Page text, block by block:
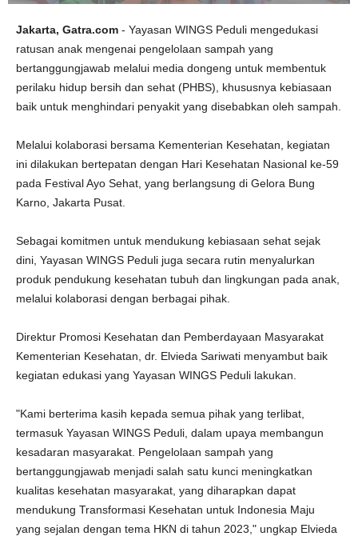
Jakarta, Gatra.com - Yayasan WINGS Peduli mengedukasi
ratusan anak mengenai pengelolaan sampah yang
bertanggungjawab melalui media dongeng untuk membentuk
perilaku hidup bersih dan sehat (PHBS), khususnya kebiasaan
baik untuk menghindari penyakit yang disebabkan oleh sampah.
Melalui kolaborasi bersama Kementerian Kesehatan, kegiatan
ini dilakukan bertepatan dengan Hari Kesehatan Nasional ke-59
pada Festival Ayo Sehat, yang berlangsung di Gelora Bung
Karno, Jakarta Pusat.
Sebagai komitmen untuk mendukung kebiasaan sehat sejak
dini, Yayasan WINGS Peduli juga secara rutin menyalurkan
produk pendukung kesehatan tubuh dan lingkungan pada anak,
melalui kolaborasi dengan berbagai pihak.
Direktur Promosi Kesehatan dan Pemberdayaan Masyarakat
Kementerian Kesehatan, dr. Elvieda Sariwati menyambut baik
kegiatan edukasi yang Yayasan WINGS Peduli lakukan.
"Kami berterima kasih kepada semua pihak yang terlibat,
termasuk Yayasan WINGS Peduli, dalam upaya membangun
kesadaran masyarakat. Pengelolaan sampah yang
bertanggungjawab menjadi salah satu kunci meningkatkan
kualitas kesehatan masyarakat, yang diharapkan dapat
mendukung Transformasi Kesehatan untuk Indonesia Maju
yang sejalan dengan tema HKN di tahun 2023," ungkap Elvieda